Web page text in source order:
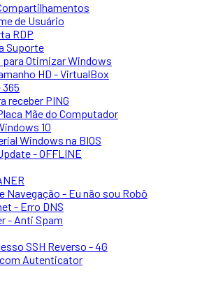
de Usuário
RDP
Suporte
para Otimizar Windows
HD - VirtualBox
receber PING
Mãe do Computador
10
Windows na BIOS
- OFFLINE
Navegação - Eu não sou Robô
- Erro DNS
- Anti Spam
SSH Reverso - 4G
com Autenticator